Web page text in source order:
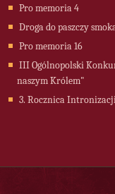
Pro memoria 4
Droga do paszczy
Pro memoria 16
III Ogólnopolski
naszym Królem"
3. Rocznica